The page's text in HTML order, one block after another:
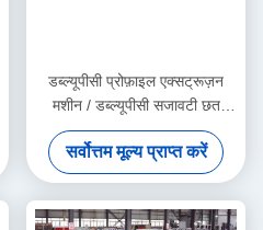
डब्ल्यूपीसी प्रोफ़ाइल एक्सट्रूज़न
मशीन / डब्ल्यूपीसी सजावटी छत
उत्पादन लाइन
सर्वोत्तम मूल्य प्राप्त करें